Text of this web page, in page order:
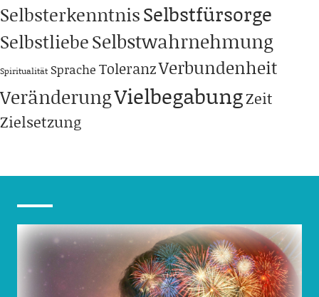
SelbsterkenntnisSelbstfürsorge
SelbstliebeSelbstwahrnehmung
Spiritualität Sprache ToleranzVerbundenheit
VeränderungVielbegabungZeit
Zielsetzung